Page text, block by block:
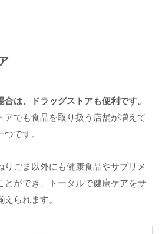
は、ドラッグストアも便利です。
アでも食品を取り扱う店舗が増えて
です。
りごま以外にも健康食品やサプリメ
とができ、トータルで健康ケアをサ
られます。